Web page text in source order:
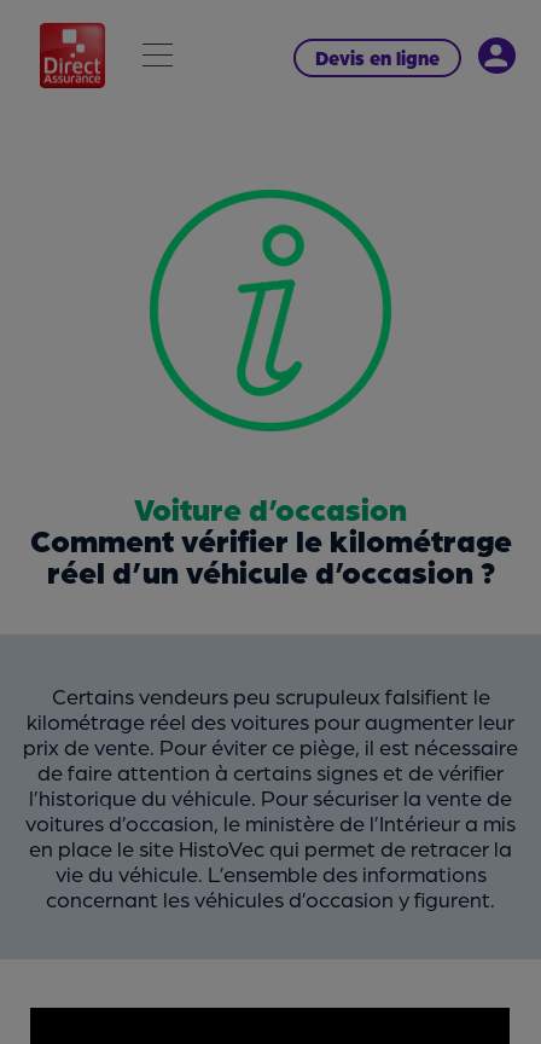
Devis en ligne
Voiture d’occasion
Comment vérifier le kilométrage
réel d’un véhicule d’occasion ?
Certains vendeurs peu scrupuleux falsifient le
kilométrage réel des voitures pour augmenter leur
prix de vente. Pour éviter ce piège, il est nécessaire
de faire attention à certains signes et de vérifier
l’historique du véhicule. Pour sécuriser la vente de
voitures d’occasion, le ministère de l’Intérieur a mis
en place le site HistoVec qui permet de retracer la
vie du véhicule. L’ensemble des informations
concernant les véhicules d’occasion y figurent.